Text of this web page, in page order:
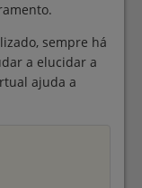
sempre há
a elucidar a
ajuda a